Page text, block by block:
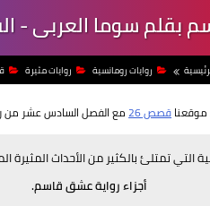
بقلم سوما العربى -
روايات رومانسية روايات مثيرة
قصص 26 مع الفصل السادس عشر من
التي تمتلئ بالكثير من الأحداث
أجزاءرواية عشق قاسم.